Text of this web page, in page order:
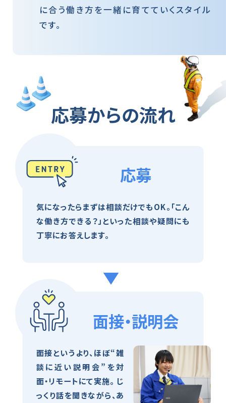
に合う働き方を一緒に育てていくスタイル
です。
応募からの流れ
応募
気になったらまずは相談だけでもOK。「こん
な働き方できる？」といった相談や疑問にも
丁寧にお答えします。
面接・説明会
面接というより、ほぼ“雑
談に近い説明会”を対
面・リモートにて実施。 じ
っくり話を聞きながら、あ